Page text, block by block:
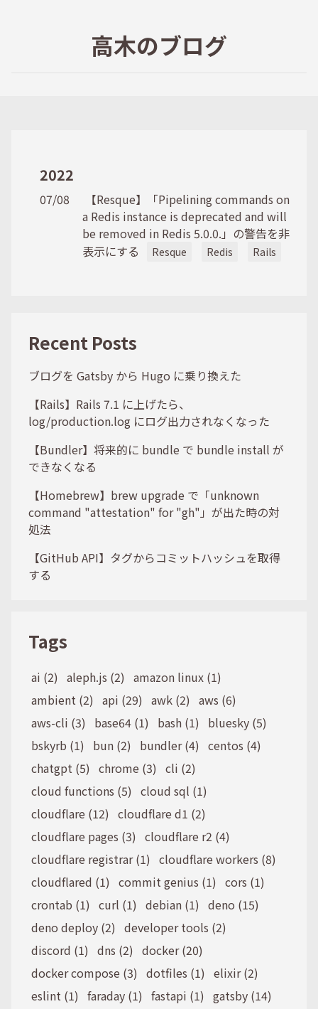
高木のブログ
2022
07/08
【Resque】「Pipelining commands on
a Redis instance is deprecated and will
be removed in Redis 5.0.0.」の警告を非
表示にする
Resque Redis Rails
Recent Posts
ブログを Gatsby から Hugo に乗り換えた
【Rails】Rails 7.1 に上げたら、
log/production.log にログ出力されなくなった
【Bundler】将来的に bundle で bundle install が
できなくなる
【Homebrew】brew upgrade で「unknown
command "attestation" for "gh"」が出た時の対
処法
【GitHub API】タグからコミットハッシュを取得
する
Tags
ai (2) aleph.js (2) amazon linux (1)
ambient (2) api (29) awk (2) aws (6)
aws-cli (3)
base64 (1) bash (1)
bluesky (5)
bskyrb (1)
bun (2) bundler (4) centos (4)
chatgpt (5) chrome (3) cli (2)
cloud functions (5) cloud sql (1)
cloudflare (12) cloudflare d1 (2)
cloudflare pages (3) cloudflare r2 (4)
cloudflare registrar (1) cloudflare workers (8)
cloudflared (1) commit genius (1) cors (1)
crontab (1) curl (1) debian (1) deno (15)
deno deploy (2) developer tools (2)
discord (1) dns (2) docker (20)
docker compose (3) dotfiles (1) elixir (2)
eslint (1) faraday (1) fastapi (1) gatsby (14)